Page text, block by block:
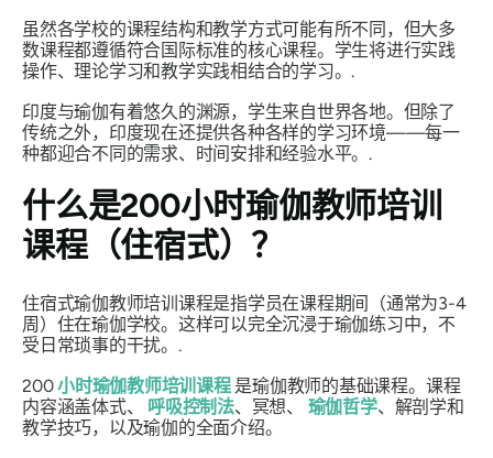
虽然各学校的课程结构和教学方式可能有所不同，但大多
数课程都遵循符合国际标准的核心课程。学生将进行实践
操作、理论学习和教学实践相结合的学习。.
印度与瑜伽有着悠久的渊源，学生来自世界各地。但除了
传统之外，印度现在还提供各种各样的学习环境——每一
种都迎合不同的需求、时间安排和经验水平。.
什么是200小时瑜伽教师培训
课程（住宿式）？
住宿式瑜伽教师培训课程是指学员在课程期间（通常为3-4
周）住在瑜伽学校。这样可以完全沉浸于瑜伽练习中，不
受日常琐事的干扰。.
200小时瑜伽教师培训课程是瑜伽教师的基础课程。课程
内容涵盖体式、 呼吸控制法、冥想、 瑜伽哲学、解剖学和
教学技巧，以及瑜伽的全面介绍。